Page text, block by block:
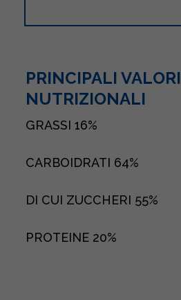
PRINCIPALI VALORI
NUTRIZIONALI
GRASSI 16%
CARBOIDRATI 64%
DI CUI ZUCCHERI 55%
PROTEINE 20%